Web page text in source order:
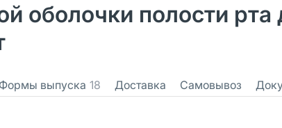
оболочки полости
Формы выпуска 18 Доставка Самовывоз